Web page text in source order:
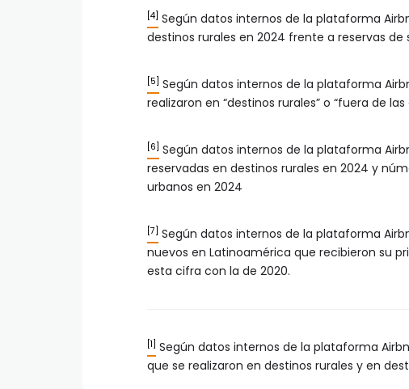
[4] Según datos internos de la plataforma
destinos rurales en 2024 frente a reservas de
[5] Según datos internos de la plataforma
realizaron en “destinos rurales” o “fuera de
[6] Según datos internos de la plataforma
reservadas en destinos rurales en 2024 y
urbanos en 2024
[7] Según datos internos de la plataforma
nuevos en Latinoamérica que recibieron su
esta cifra con la de 2020.
[1] Según datos internos de la plataforma
que se realizaron en destinos rurales y en